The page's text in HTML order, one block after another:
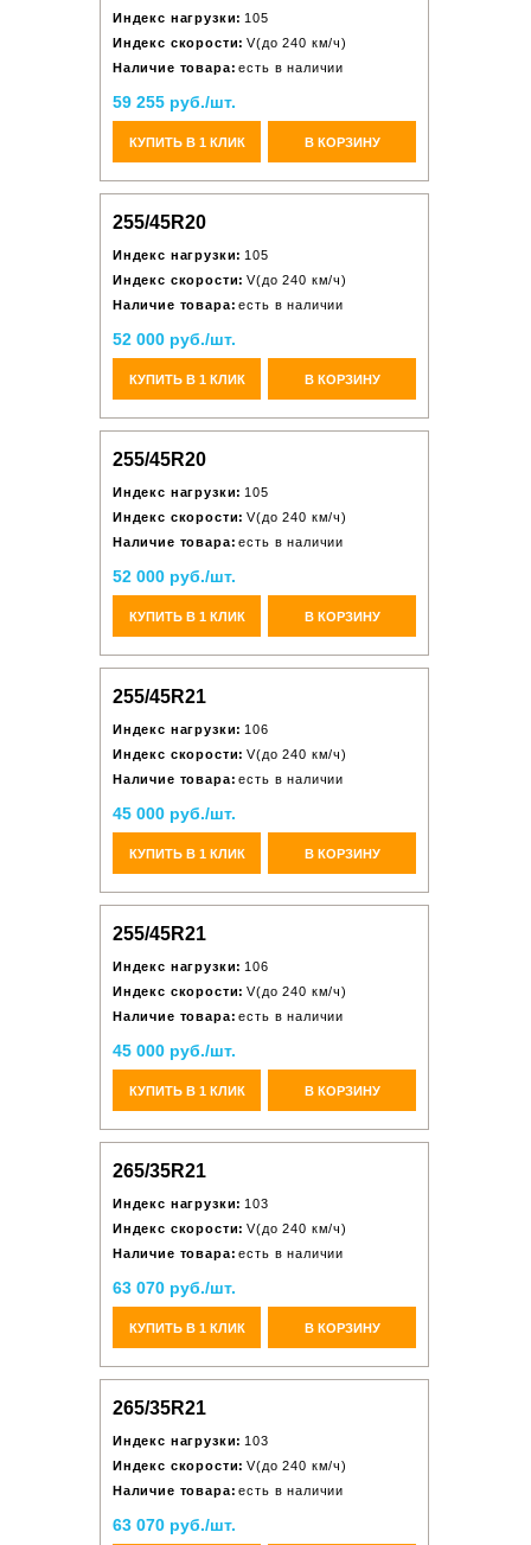
Индекс нагрузки: 105
Индекс скорости: V(до 240 км/ч)
Наличие товара: есть в наличии
59 255 руб./шт.
КУПИТЬ В 1 КЛИК В КОРЗИНУ
255/45R20
Индекс нагрузки: 105
Индекс скорости: V(до 240 км/ч)
Наличие товара: есть в наличии
52 000 руб./шт.
КУПИТЬ В 1 КЛИК В КОРЗИНУ
255/45R20
Индекс нагрузки: 105
Индекс скорости: V(до 240 км/ч)
Наличие товара: есть в наличии
52 000 руб./шт.
КУПИТЬ В 1 КЛИК В КОРЗИНУ
255/45R21
Индекс нагрузки: 106
Индекс скорости: V(до 240 км/ч)
Наличие товара: есть в наличии
45 000 руб./шт.
КУПИТЬ В 1 КЛИК В КОРЗИНУ
255/45R21
Индекс нагрузки: 106
Индекс скорости: V(до 240 км/ч)
Наличие товара: есть в наличии
45 000 руб./шт.
КУПИТЬ В 1 КЛИК В КОРЗИНУ
265/35R21
Индекс нагрузки: 103
Индекс скорости: V(до 240 км/ч)
Наличие товара: есть в наличии
63 070 руб./шт.
КУПИТЬ В 1 КЛИК В КОРЗИНУ
265/35R21
Индекс нагрузки: 103
Индекс скорости: V(до 240 км/ч)
Наличие товара: есть в наличии
63 070 руб./шт.